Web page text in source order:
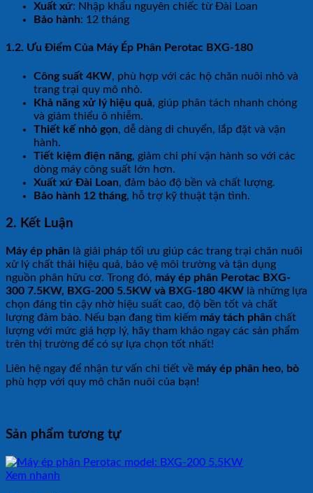
Xuất xứ: Nhập khẩu nguyên chiếc từ Đài Loan
Bảo hành: 12 tháng
1.2. Ưu Điểm Của Máy Ép Phân Perotac BXG-180
Công suất 4KW, phù hợp với các hộ chăn nuôi nhỏ và
trang trại quy mô nhỏ.
Khả năng xử lý hiệu quả, giúp phân tách nhanh chóng
và giảm thiểu ô nhiễm.
Thiết kế nhỏ gọn, dễ dàng di chuyển, lắp đặt và vận
hành.
Tiết kiệm điện năng, giảm chi phí vận hành so với các
dòng máy công suất lớn hơn.
Xuất xứ Đài Loan, đảm bảo độ bền và chất lượng.
Bảo hành 12 tháng, hỗ trợ kỹ thuật tận tình.
2. Kết Luận
Máy ép phân là giải pháp tối ưu giúp các trang trại chăn nuôi
xử lý chất thải hiệu quả, bảo vệ môi trường và tận dụng
nguồn phân hữu cơ. Trong đó, máy ép phân Perotac BXG-
300 7.5KW, BXG-200 5.5KW và BXG-180 4KW là những lựa
chọn đáng tin cậy nhờ hiệu suất cao, độ bền tốt và chất
lượng đảm bảo. Nếu bạn đang tìm kiếm máy tách phân chất
lượng với mức giá hợp lý, hãy tham khảo ngay các sản phẩm
trên thị trường để có sự lựa chọn tốt nhất!
Liên hệ ngay để nhận tư vấn chi tiết về máy ép phân heo, bò
phù hợp với quy mô chăn nuôi của bạn!
Sản phẩm tương tự
Xem nhanh